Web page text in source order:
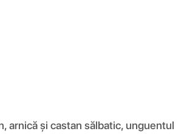
arnică și castan sălbatic, unguentul